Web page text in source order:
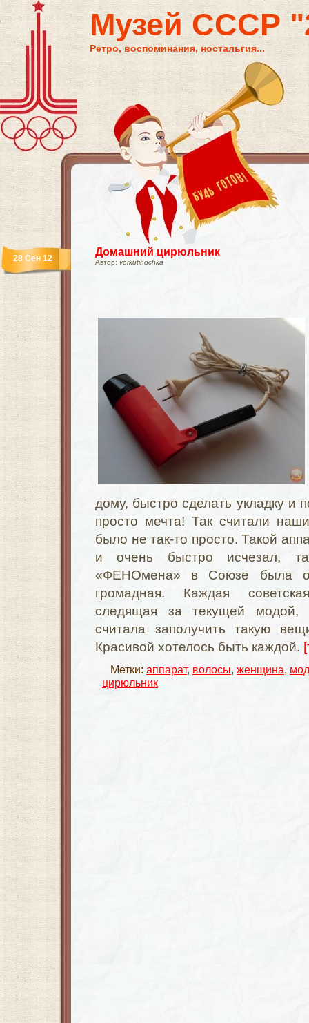
Музей СССР
Ретро, воспоминания, ностальгия...
Домашний цирюльник
Автор: vorkutinochka
28 Сен 12
дому, быстро сделать укладку и
просто мечта! Так считали
было не так-то просто. Такой
и очень быстро исчезал,
«ФЕНОмена» в Союзе была
громадная. Каждая
следящая за текущей модой,
считала заполучить такую
Красивой хотелось быть каждой.
Метки: аппарат, волосы, женщина,
цирюльник